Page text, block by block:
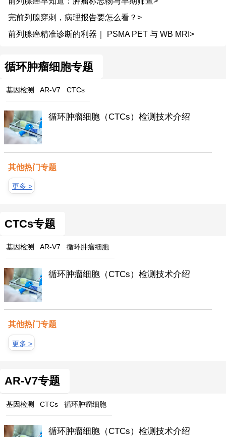
完前列腺穿刺，病理报告要怎么看？>
前列腺癌精准诊断的利器｜ PSMA PET 与 WB MRI>
循环肿瘤细胞专题
基因检测 AR-V7 CTCs
循环肿瘤细胞（CTCs）检测技术介绍
其他热门专题
更多 >
CTCs专题
基因检测 AR-V7 循环肿瘤细胞
循环肿瘤细胞（CTCs）检测技术介绍
其他热门专题
更多 >
AR-V7专题
基因检测 CTCs 循环肿瘤细胞
循环肿瘤细胞（CTCs）检测技术介绍